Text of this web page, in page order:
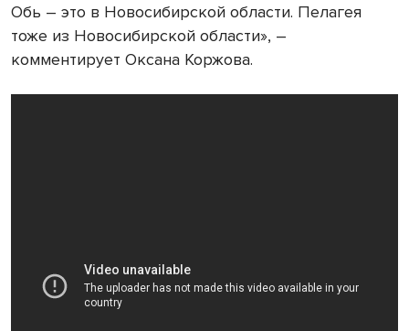
Обь – это в Новосибирской области. Пелагея
тоже из Новосибирской области», –
комментирует Оксана Коржова.